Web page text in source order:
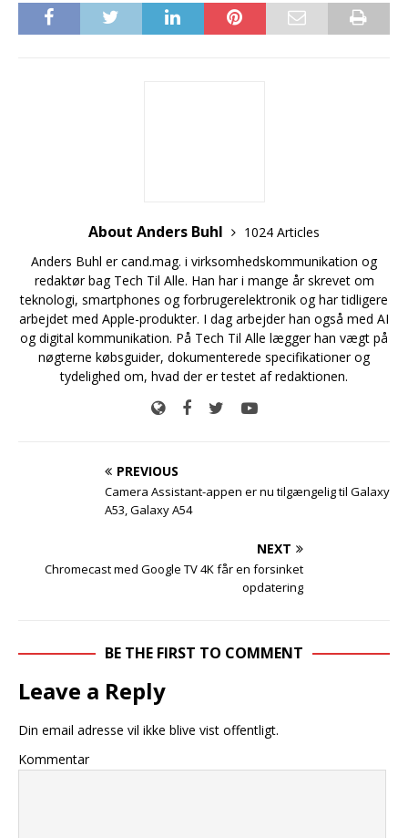
About Anders Buhl
1024 Articles
Anders Buhl er cand.mag. i virksomhedskommunikation og
redaktør bag Tech Til Alle. Han har i mange år skrevet om
teknologi, smartphones og forbrugerelektronik og har tidligere
arbejdet med Apple-produkter. I dag arbejder han også med AI
og digital kommunikation. På Tech Til Alle lægger han vægt på
nøgterne købsguider, dokumenterede specifikationer og
tydelighed om, hvad der er testet af redaktionen.
PREVIOUS
Camera Assistant-appen er nu tilgængelig til Galaxy
A53, Galaxy A54
NEXT
Chromecast med Google TV 4K får en forsinket
opdatering
BE THE FIRST TO COMMENT
Leave a Reply
Din email adresse vil ikke blive vist offentligt.
Kommentar